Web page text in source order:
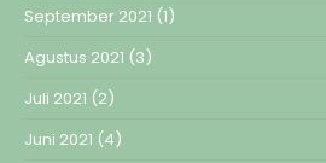
September 2021 (1)
Agustus 2021 (3)
Juli 2021 (2)
Juni 2021 (4)